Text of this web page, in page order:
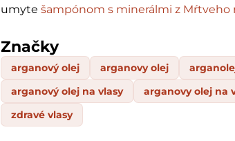
umytešampónom s minerálmi z Mŕtveho
Značky
arganový olej arganovy olej
arganový olej na vlasy
arganovy olej na
zdravé vlasy